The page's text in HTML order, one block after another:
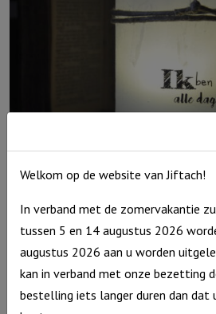
10,95
Uitverkocht
Welkom op de website van Jiftach!
In verband met de zomervakantie
tussen 5 en 14 augustus 2026
augustus 2026 aan u worden
kan in verband met onze bezetting
bestelling iets langer duren dan dat